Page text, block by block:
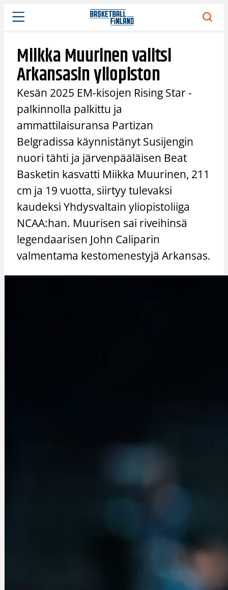
Siirry
sisältöön
Miikka Muurinen valitsi
Arkansasin yliopiston
Kesän 2025 EM-kisojen Rising Star -
palkinnolla palkittu ja
ammattilaisuransa Partizan
Belgradissa käynnistänyt Susijengin
nuori tähti ja järvenpääläisen Beat
Basketin kasvatti Miikka Muurinen, 211
cm ja 19 vuotta, siirtyy tulevaksi
kaudeksi Yhdysvaltain yliopistoliiga
NCAA:han. Muurisen sai riveihinsä
legendaarisen John Caliparin
valmentama kestomenestyjä Arkansas.